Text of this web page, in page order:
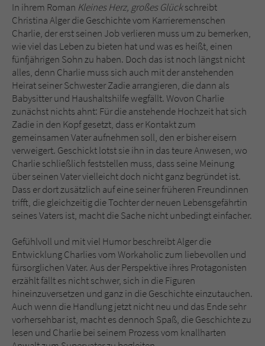
In ihrem Roman Kleines Herz, großes Glückschreibt
Christina Alger die Geschichte vom Karrieremenschen
Charlie, der erst seinen Job verlieren muss um zu bemerken,
wie viel das Leben zu bieten hat und was es heißt, einen
fünfjährigen Sohn zu haben. Doch das ist noch längst nicht
alles, denn Charlie muss sich auch mit der anstehenden
Heirat seiner Schwester Zadie arrangieren, die dann als
Babysitter und Haushaltshilfe wegfällt. Wovon Charlie
zunächst nichts ahnt: Für die anstehende Hochzeit hat sich
Zadie in den Kopf gesetzt, dass er Kontakt zum
gemeinsamen Vater aufnehmen soll, den er bisher eisern
verweigert. Geschickt lotst sie ihn in das teure Anwesen, wo
Charlie schließlich feststellen muss, dass seine Meinung
über seinen Vater vielleicht doch nicht ganz begründet ist.
Dass er dort zusätzlich auf eine seiner früheren Freundinnen
trifft, die gleichzeitig die Tochter der neuen Lebensgefährtin
seines Vaters ist, macht die Sache nicht unbedingt einfacher.
Gefühlvoll und mit viel Humor beschreibt Alger die
Entwicklung Charlies vom Workaholic zum liebevollen und
fürsorglichen Vater. Aus der Perspektive ihres Protagonisten
erzählt fällt es nicht schwer, sich in die Figuren
hineinzuversetzen und ganz in die Geschichte einzutauchen.
Auch wenn die Handlung jetzt nicht neu und das Ende sehr
vorhersehbar ist, macht es dennoch Spaß, die Geschichte zu
lesen und Charlie bei seinem Prozess vom knallharten